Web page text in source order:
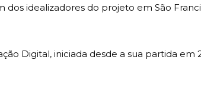
idealizadores do projeto em São
Digital, iniciada desde a sua partida em